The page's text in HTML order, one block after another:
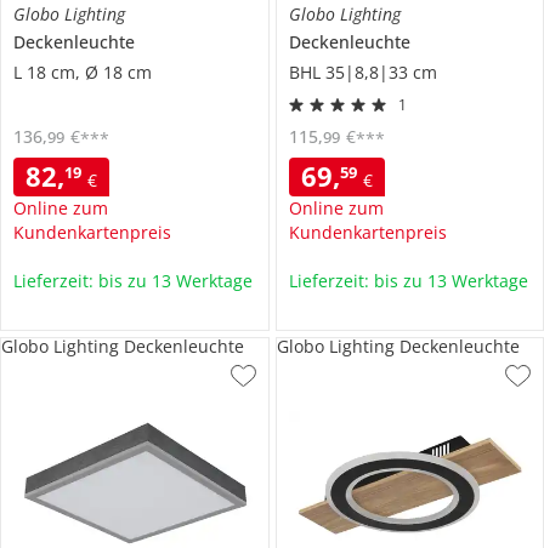
Globo Lighting
Deckenleuchte
L 18 cm, Ø 18 cm
82,19 €
Online zum
Kundenkartenpreis
136,99 €***
Lieferzeit: bis zu 13 Werktage
Globo Lighting
Deckenleuchte
BHL 35|8,8|33 cm
1
69,59 €
Online zum
Kundenkartenpreis
115,99 €***
Lieferzeit: bis zu 13 Werktage
Globo Lighting Deckenleuchte Globo Lighting Deckenleuchte